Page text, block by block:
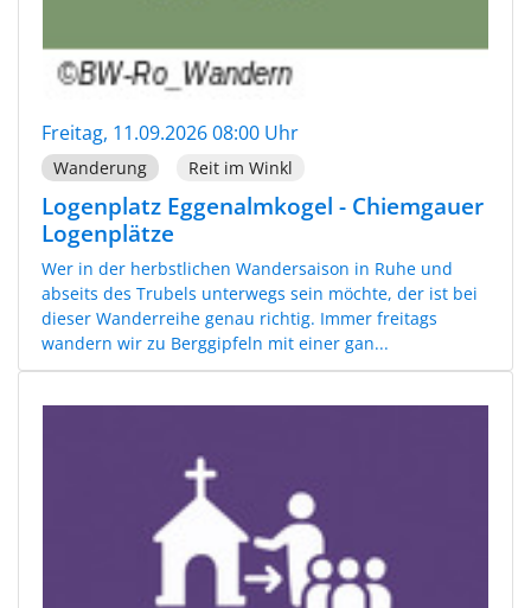
Freitag, 11.09.2026 08:00 Uhr
Wanderung Reit im Winkl
Logenplatz Eggenalmkogel - Chiemgauer
Logenplätze
Wer in der herbstlichen Wandersaison in Ruhe und
abseits des Trubels unterwegs sein möchte, der ist bei
dieser Wanderreihe genau richtig. Immer freitags
wandern wir zu Berggipfeln mit einer gan...